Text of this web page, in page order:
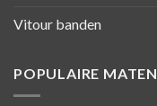
Vitour banden
POPULAIRE MATEN